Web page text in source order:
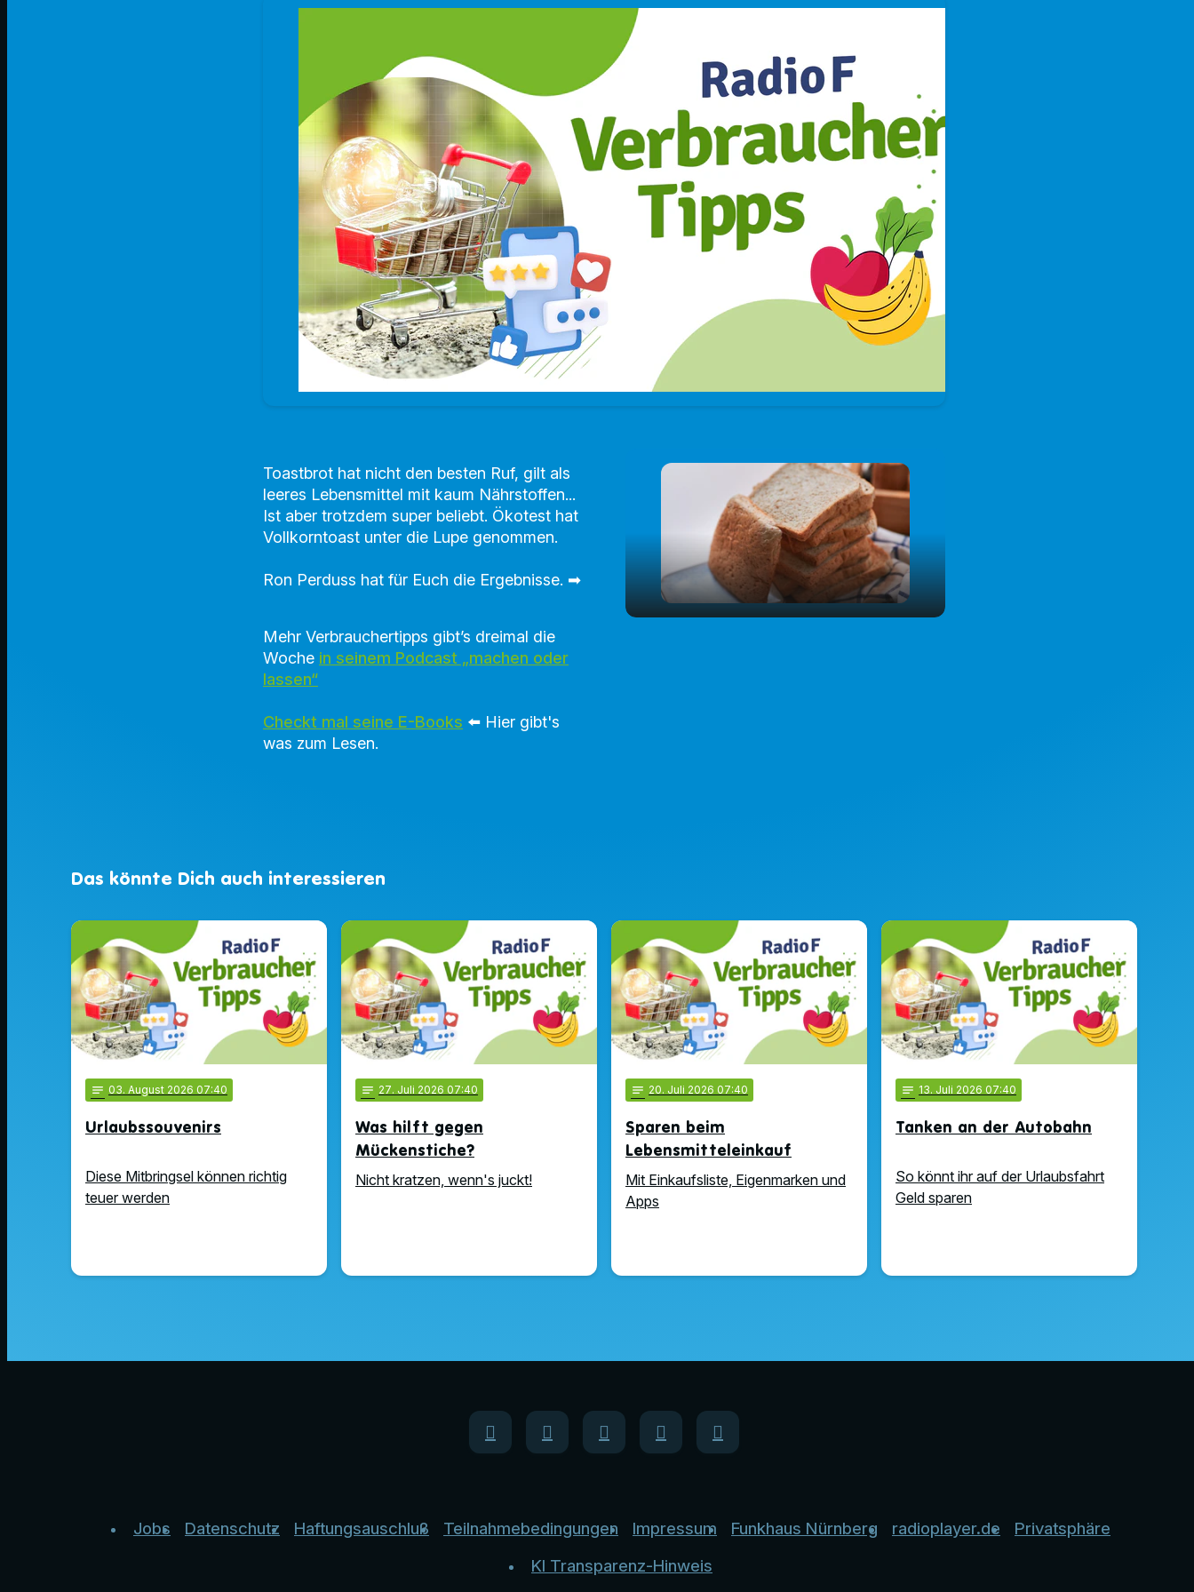
Toastbrot hat nicht den besten Ruf, gilt als
leeres Lebensmittel mit kaum Nährstoffen...
Ist aber trotzdem super beliebt. Ökotest hat
Vollkorntoast unter die Lupe genommen.
Ron Perduss hat für Euch die Ergebnisse. ➡
Mehr Verbrauchertipps gibt’s dreimal die
Woche in seinem Podcast „machen oder
lassen“
Checkt mal seine E-Books ⬅️ Hier gibt's
was zum Lesen.
Das könnte Dich auch interessieren
notes 03. August 2026 07:40
Urlaubssouvenirs
Diese Mitbringsel können richtig
teuer werden
notes 27. Juli 2026 07:40
Was hilft gegen
Mückenstiche?
Nicht kratzen, wenn's juckt!
notes 20. Juli 2026 07:40
Sparen beim
Lebensmitteleinkauf
Mit Einkaufsliste, Eigenmarken und
Apps
notes 13. Juli 2026 07:40
Tanken an der Autobahn
So könnt ihr auf der Urlaubsfahrt
Geld sparen
Jobs Datenschutz Haftungsauschluß Teilnahmebedingungen Impressum Funkhaus Nürnberg radioplayer.de
Privatsphäre
KI Transparenz-Hinweis